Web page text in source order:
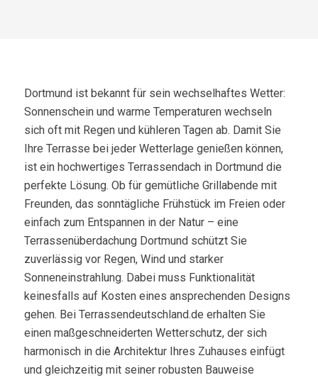
Dortmund ist bekannt für sein wechselhaftes Wetter:
Sonnenschein und warme Temperaturen wechseln
sich oft mit Regen und kühleren Tagen ab. Damit Sie
Ihre Terrasse bei jeder Wetterlage genießen können,
ist ein hochwertiges Terrassendach in Dortmund die
perfekte Lösung. Ob für gemütliche Grillabende mit
Freunden, das sonntägliche Frühstück im Freien oder
einfach zum Entspannen in der Natur – eine
Terrassenüberdachung Dortmund schützt Sie
zuverlässig vor Regen, Wind und starker
Sonneneinstrahlung. Dabei muss Funktionalität
keinesfalls auf Kosten eines ansprechenden Designs
gehen. Bei Terrassendeutschland.de erhalten Sie
einen maßgeschneiderten Wetterschutz, der sich
harmonisch in die Architektur Ihres Zuhauses einfügt
und gleichzeitig mit seiner robusten Bauweise